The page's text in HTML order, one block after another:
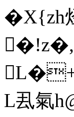
�!z�,
L�+
L厾氣